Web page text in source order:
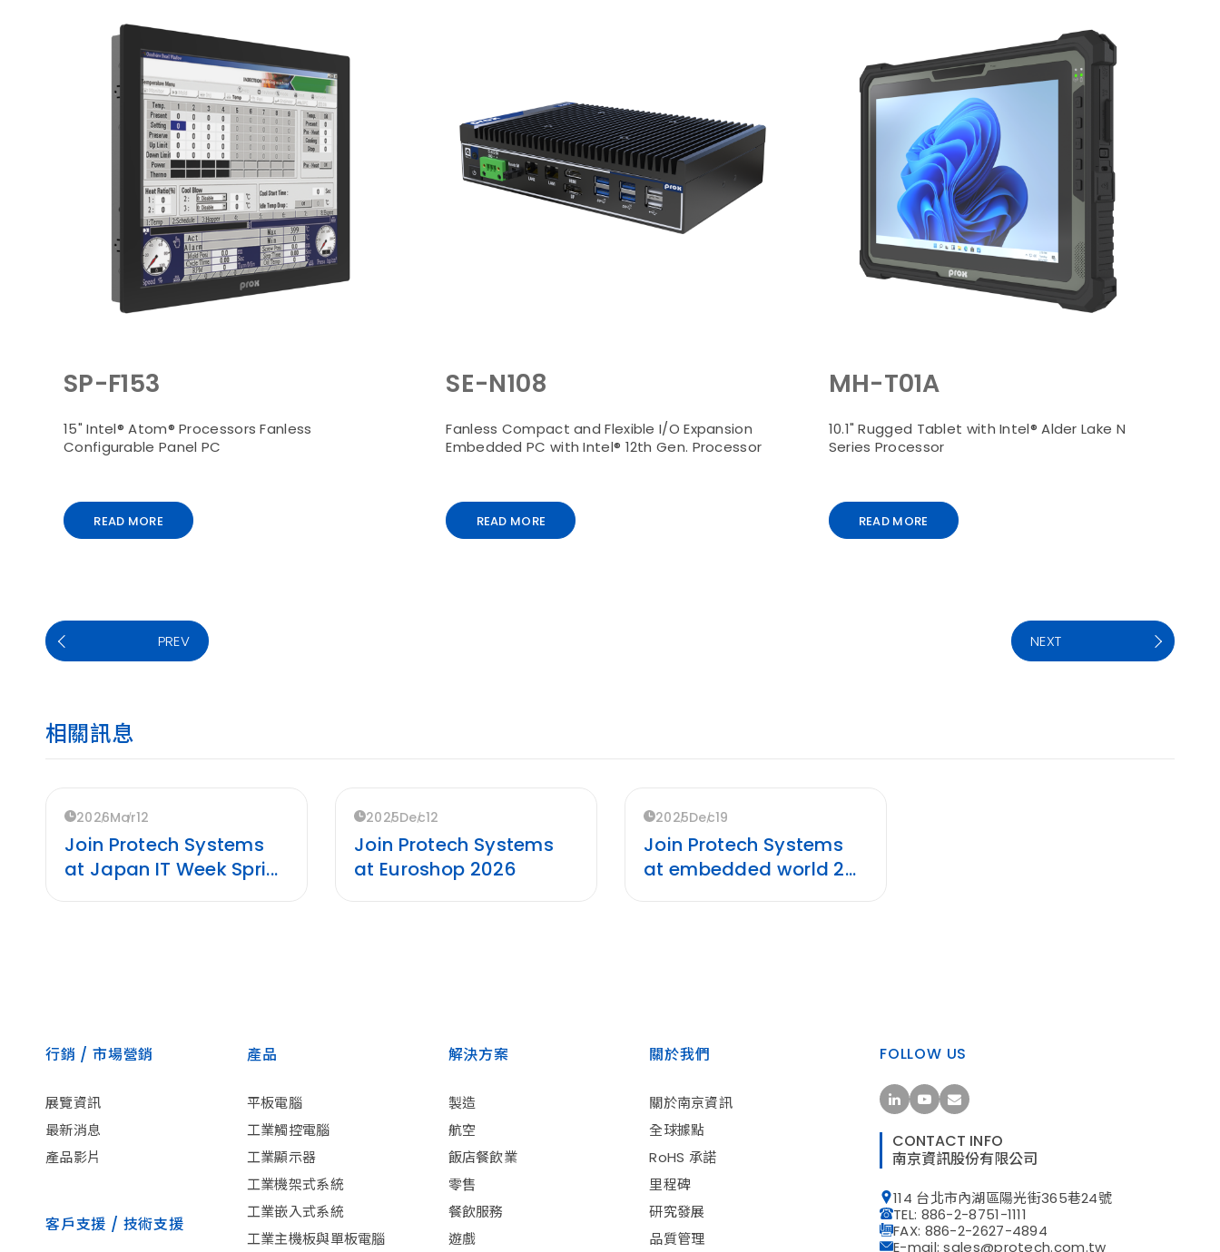
SP-F153
15" Intel® Atom® Processors Fanless
Configurable Panel PC
READ MORE
SE-N108
Fanless Compact and Flexible I/O Expansion
Embedded PC with Intel® 12th Gen. Processor
READ MORE
MH-T01A
10.1" Rugged Tablet with Intel® Alder Lake N
Series Processor
READ MORE
PREV NEXT
相關訊息
2026Mar12
Join Protech Systems
at Japan IT Week Spri...
2025Dec12
Join Protech Systems
at Euroshop 2026
2025Dec19
Join Protech Systems
at embedded world 2...
行銷 / 市場營銷
展覽資訊
最新消息
產品影片
客戶支援 / 技術支援
產品
平板電腦
工業觸控電腦
工業顯示器
工業機架式系統
工業嵌入式系統
工業主機板與單板電腦
解決方案
製造
航空
飯店餐飲業
零售
餐飲服務
遊戲
關於我們
關於南京資訊
全球據點
RoHS 承諾
里程碑
研究發展
品質管理
FOLLOW US
CONTACT INFO
南京資訊股份有限公司
114 台北市內湖區陽光街365巷24號
TEL: 886-2-8751-1111
FAX: 886-2-2627-4894
E-mail: sales@protech.com.tw